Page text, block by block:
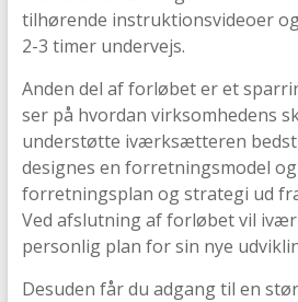
tilhørende instruktionsvideoer
2-3 timer undervejs.
Anden del af forløbet er et
ser på hvordan virksomhedens
understøtte iværksætteren
designes en forretningsmodel
forretningsplan og strategi ud
Ved afslutning af forløbet vil
personlig plan for sin nye
Desuden får du adgang til en